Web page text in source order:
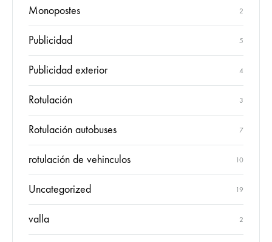
Monopostes 2
Publicidad 5
Publicidad exterior 4
Rotulación 3
Rotulación autobuses 7
rotulación de vehinculos 10
Uncategorized 19
valla 2